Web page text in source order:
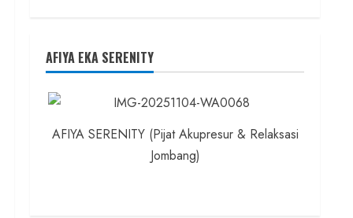
AFIYA EKA SERENITY
AFIYA SERENITY (Pijat Akupresur & Relaksasi
Jombang)